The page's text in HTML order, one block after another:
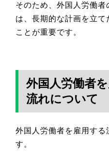
そのため、外国人労働
は、長期的な計画を立て
ことが重要です。
外国人労働者
流れについて
外国人労働者を雇用す
す。